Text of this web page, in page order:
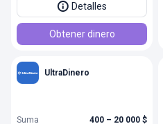
Detalles
Obtener dinero
UltraDinero
Suma
400 – 20 000 $